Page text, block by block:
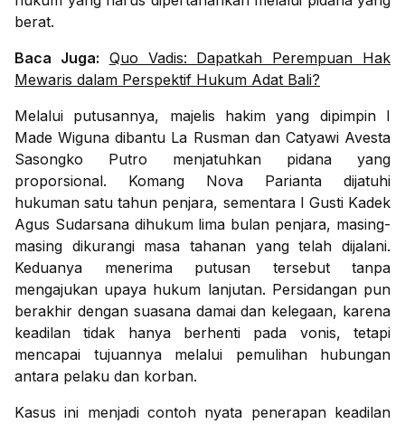
berat.
Baca Juga: Quo Vadis: Dapatkah Perempuan Hak
Mewaris dalam Perspektif Hukum Adat Bali?
Melalui putusannya, majelis hakim yang dipimpin I
Made Wiguna dibantu La Rusman dan Catyawi Avesta
Sasongko Putro menjatuhkan pidana yang
proporsional. Komang Nova Parianta dijatuhi
hukuman satu tahun penjara, sementara I Gusti Kadek
Agus Sudarsana dihukum lima bulan penjara, masing-
masing dikurangi masa tahanan yang telah dijalani.
Keduanya menerima putusan tersebut tanpa
mengajukan upaya hukum lanjutan. Persidangan pun
berakhir dengan suasana damai dan kelegaan, karena
keadilan tidak hanya berhenti pada vonis, tetapi
mencapai tujuannya melalui pemulihan hubungan
antara pelaku dan korban.
Kasus ini menjadi contoh nyata penerapan keadilan